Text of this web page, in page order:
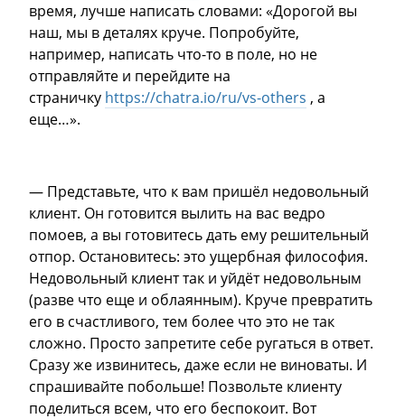
время, лучше написать словами: «Дорогой вы
наш, мы в деталях круче. Попробуйте,
например, написать что-то в поле, но не
отправляйте и перейдите на
страничку https://chatra.io/ru/vs-others , а
еще…».
— Представьте, что к вам пришёл недовольный
клиент. Он готовится вылить на вас ведро
помоев, а вы готовитесь дать ему решительный
отпор. Остановитесь: это ущербная философия.
Недовольный клиент так и уйдёт недовольным
(разве что еще и облаянным). Круче превратить
его в счастливого, тем более что это не так
сложно. Просто запретите себе ругаться в ответ.
Сразу же извинитесь, даже если не виноваты. И
спрашивайте побольше! Позвольте клиенту
поделиться всем, что его беспокоит. Вот